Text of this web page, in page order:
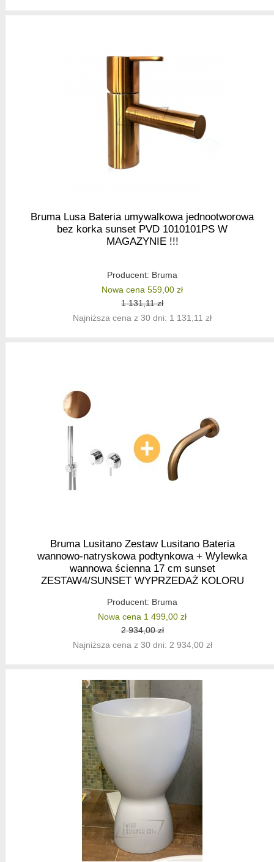
Bruma Lusa Bateria umywalkowa jednootworowa
bez korka sunset PVD 1010101PS W
MAGAZYNIE !!!
Producent: Bruma
Nowa cena 559,00 zł
1 131,11 zł
Najniższa cena z 30 dni: 1 131,11 zł
Bruma Lusitano Zestaw Lusitano Bateria
wannowo-natryskowa podtynkowa + Wylewka
wannowa ścienna 17 cm sunset
ZESTAW4/SUNSET WYPRZEDAŻ KOLORU
Producent: Bruma
Nowa cena 1 499,00 zł
2 934,00 zł
Najniższa cena z 30 dni: 2 934,00 zł